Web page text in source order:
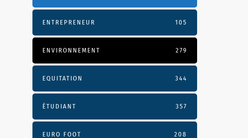
ENTREPRENEUR 105
ENVIRONNEMENT 279
EQUITATION 344
ÉTUDIANT 357
EURO FOOT 208